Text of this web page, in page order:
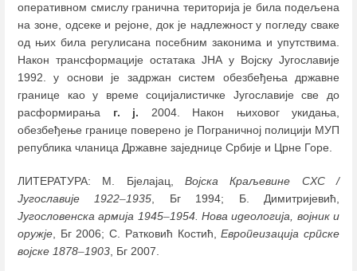
оперативном смислу гранична територија је била подељена
на зоне, одсеке и рејоне, док је надлежност у погледу сваке
од њих била регулисана посебним законима и упутствима.
Након трансформације остатака ЈНА у Војску Југославије
1992. у основи је задржан систем обезбеђења државне
границе као у време социјалистичке Југославије све до
расформирања г. ј. 2004. Након њиховог укидања,
обезбеђење границе поверено је Пограничној полицији МУП
република чланица Државне заједнице Србије и Црне Горе.
ЛИТЕРАТУРА: М. Бјелајац, Војска Краљевине СХС /
Југославије 1922–1935 , Бг 1994; Б. Димитријевић,
Југословенска армија 1945–1954. Нова идеологија, војник и
оружје , Бг 2006; С. Ратковић Костић,Европеизација српске
војске 1878–1903 , Бг 2007.